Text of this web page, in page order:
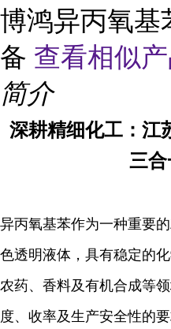
博鸿异丙氧基
备 查看相似
简介
深耕精细化工：江
三
异丙氧基苯作为一种重要
色透明液体，具有稳定的
农药、香料及有机合成等
度、收率及生产安全性的要